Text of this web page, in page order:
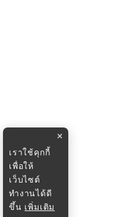
×
เราใช้คุกกี้
เพื่อให้
เว็บไซต์
ทำงานได้ดี
ขึ้น เพิ่มเติม